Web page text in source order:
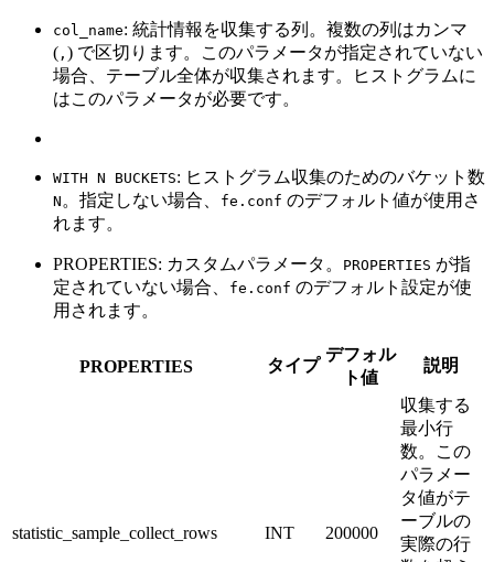
col_name: 統計情報を収集する列。複数の列はカンマ
( , ) で区切ります。このパラメータが指定されていない
場合、テーブル全体が収集されます。ヒストグラムに
はこのパラメータが必要です。
WITH N BUCKETS: ヒストグラム収集のためのバケット数
N 。指定しない場合、 fe.conf のデフォルト値が使用さ
れます。
PROPERTIES: カスタムパラメータ。 PROPERTIES が指
定されていない場合、
fe.conf のデフォルト設定が使
用されます。
PROPERTIES タイプ
デフォル
ト値
説明
statistic_sample_collect_rows INT 200000
収集する
最小行
数。この
パラメー
タ値がテ
ーブルの
実際の行